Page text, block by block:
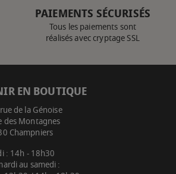
PAIEMENTS SÉCURISÉS
Tous les paiements sont
réalisés avec cryptage SSL
EN BOUTIQUE
de la Génoise
des Montagnes
Champniers
: 14h - 18h30
au samedi :